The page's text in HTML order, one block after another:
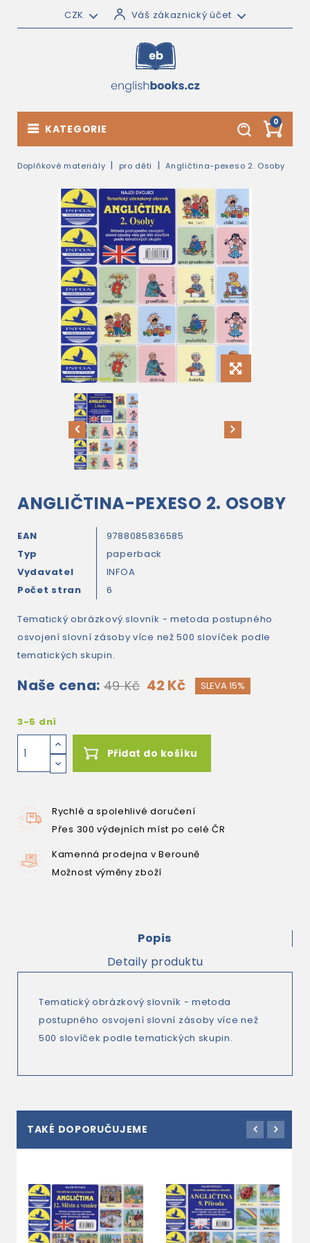
CZK Váš zákaznický účet
0
KATEGORIE
Doplňkové materiály pro děti Angličtina-pexeso 2. Osoby
ANGLIČTINA-PEXESO 2. OSOBY
EAN
9788085836585
Typ
paperback
Vydavatel
INFOA
Počet stran
6
Tematický obrázkový slovník - metoda postupného
osvojení slovní zásoby více než 500 slovíček podle
tematických skupin.
Naše cena: 49 Kč 42 Kč SLEVA 15%
3-5 dní
Přidat do košíku
Rychlé a spolehlivé doručení
Přes 300 výdejních míst po celé ČR
Kamenná prodejna v Berouně
Možnost výměny zboží
Popis
Detaily produktu
Tematický obrázkový slovník - metoda
postupného osvojení slovní zásoby více než
500 slovíček podle tematických skupin.
TAKÉ DOPORUČUJEME